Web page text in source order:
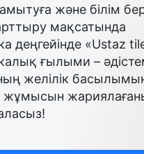
және білім
мақсатында
деңгейінде «Ustaz
ғылыми –
желілік
жұмысын